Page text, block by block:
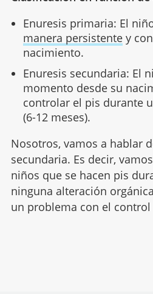
Enuresis primaria: El
manera persistentey
nacimiento.
Enuresis secundaria: El
momento desde su
controlar el pis durante
(6-12 meses).
Nosotros, vamos a hablar
secundaria. Es decir,
niños que se hacen pis
ninguna alteración
un problema con el